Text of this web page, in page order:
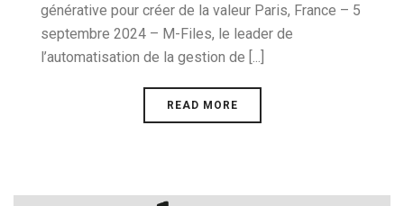
générative pour créer de la valeur Paris, France – 5
septembre 2024 – M-Files, le leader de
l’automatisation de la gestion de [...]
READ MORE